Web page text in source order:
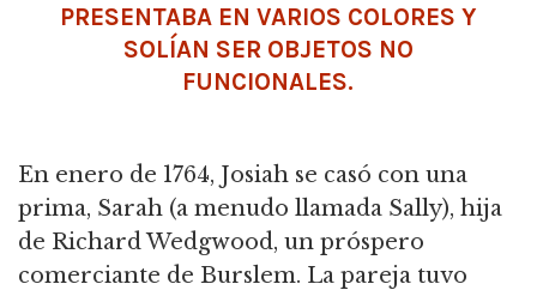
PRESENTABA EN VARIOS COLORES Y
SOLÍAN SER OBJETOS NO
FUNCIONALES.
En enero de 1764, Josiah se casó con una
prima, Sarah (a menudo llamada Sally), hija
de Richard Wedgwood, un próspero
comerciante de Burslem. La pareja tuvo